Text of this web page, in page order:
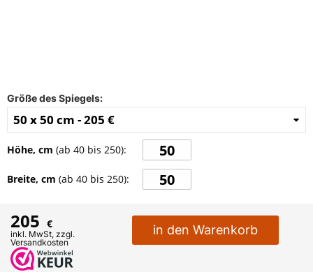
Größe des Spiegels:
50 x 50 cm -205 €
Höhe, cm (ab 40 bis 250):
Breite, cm (ab 40 bis 250):
205 €
inkl. MwSt, zzgl.
Versandkosten
in den Warenkorb